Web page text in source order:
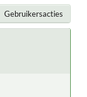
Gebruikersacties